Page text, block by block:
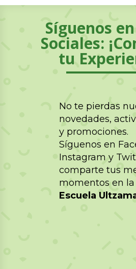
Síguenos
Sociales:
tu
No te pierdas
novedades,
y promociones.
Síguenos en
Instagram y
comparte tus
momentos en la
Escuela